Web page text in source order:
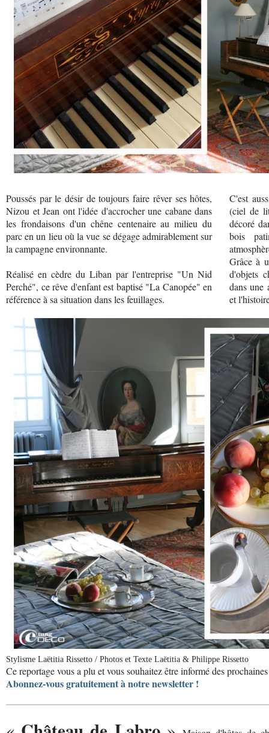
Poussés par le désir de toujours faire rêver ses hôtes,
Nizou et Jean ont l'idée d'accrocher une cabane dans
les frondaisons d'un chêne centenaire au milieu du
parc en un lieu où la vue se dégage admirablement sur
la campagne environnante.
Réalisé en cèdre du Liban par l'entreprise "Un Nid
Perché", ce rêve d'enfant est baptisé "La Canopée" en
référence à sa situation dans les feuillages.
C'est
(ciel de
décoré
bois
Grâce à
d'objets
dans une
et
Stylisme Laëtitia Rissetto / Photos et Texte Laëtitia & Philippe Rissetto
Ce reportage vous a plu et vous souhaitez être informé des
Abonnez-vous gratuitement à notre newsletter !